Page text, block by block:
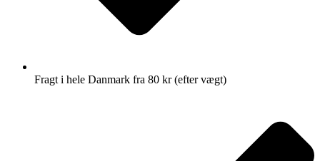
Fragt i hele Danmark fra 80 kr (efter vægt)